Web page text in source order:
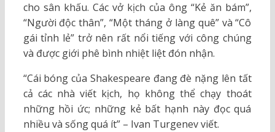
cho sân khấu. Các vở kịch của ông “Kẻ ăn bám”,
“Người độc thân”, “Một tháng ở làng quê” và “Cô
gái tỉnh lẻ” trở nên rất nổi tiếng với công chúng
và được giới phê bình nhiệt liệt đón nhận.
“Cái bóng của Shakespeare đang đè nặng lên tất
cả các nhà viết kịch, họ không thể chạy thoát
những hồi ức; những kẻ bất hạnh này đọc quá
nhiều và sống quá ít” – Ivan Turgenev viết.